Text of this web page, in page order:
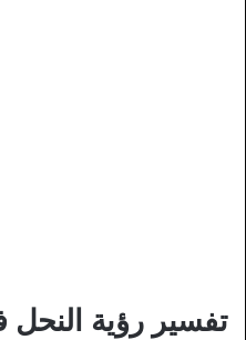
تفسير رؤية النحل